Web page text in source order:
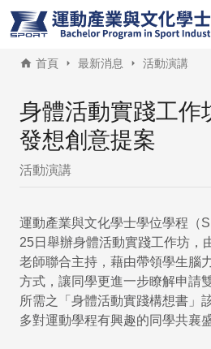
移
至
首頁 最新消息 活動演講
身體活動實踐工
發想創意提案
活動演講
運動產業與文化學士學位學程（
25日舉辦身體活動實踐工作坊，
老師聯合主持，藉由帶領學生腦
方式，讓同學更進一步瞭解申請
所需之「身體活動實踐構想書」
多對運動學程有興趣的同學共襄盛